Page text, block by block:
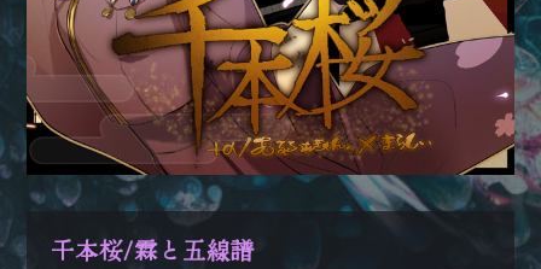
＋α／Cluster.
千本桜/霖と五線譜